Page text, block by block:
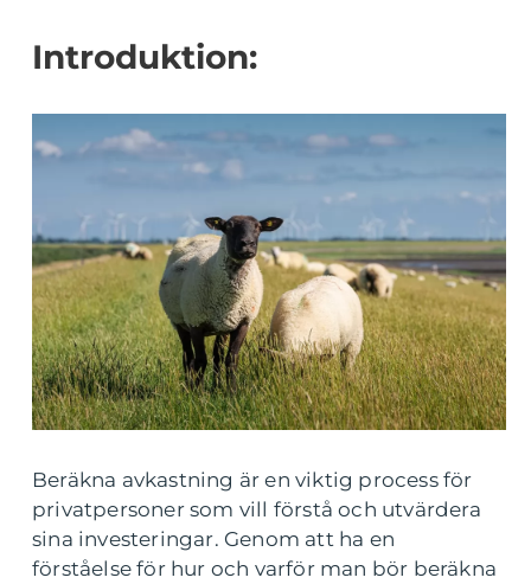
Introduktion:
Beräkna avkastning är en viktig process för
privatpersoner som vill förstå och utvärdera
sina investeringar. Genom att ha en
förståelse för hur och varför man bör beräkna